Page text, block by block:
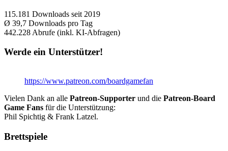
115.181 Downloads seit 2019
Ø 39,7 Downloads pro Tag
442.228 Abrufe (inkl. KI-Abfragen)
Werde ein Unterstützer!
https://www.patreon.com/boardgamefan
Vielen Dank an alle Patreon-Supporter und die Patreon-Board
Game Fans für die Unterstützung:
Phil Spichtig & Frank Latzel.
Brettspiele